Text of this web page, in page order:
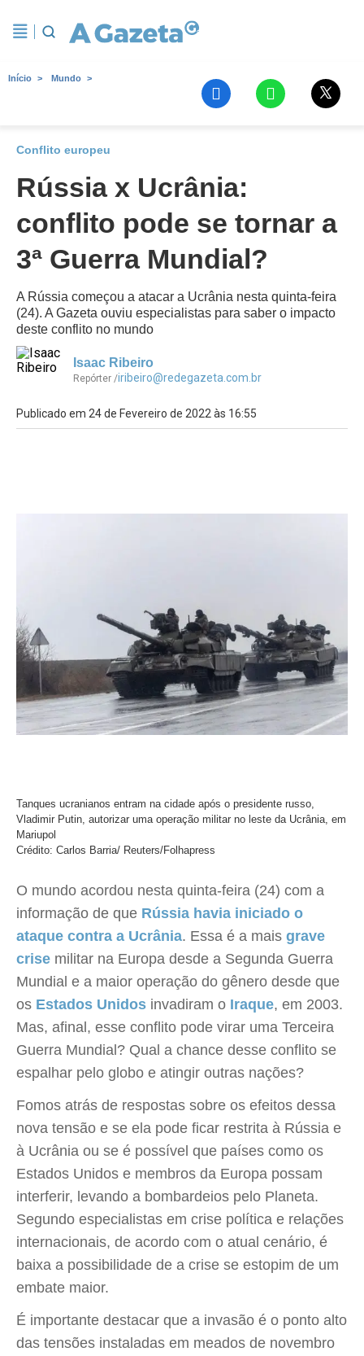
Início Mundo
Conflito europeu
Rússia x Ucrânia:
conflito pode se tornar a
3ª Guerra Mundial?
A Rússia começou a atacar a Ucrânia nesta quinta-feira
(24). A Gazeta ouviu especialistas para saber o impacto
deste conflito no mundo
Isaac Ribeiro
Repórter /iribeiro@redegazeta.com.br
Publicado em 24 de Fevereiro de 2022 às 16:55
Tanques ucranianos entram na cidade após o presidente russo,
Vladimir Putin, autorizar uma operação militar no leste da Ucrânia, em
Mariupol
Crédito: Carlos Barria/ Reuters/Folhapress
O mundo acordou nesta quinta-feira (24) com a
informação de que Rússia havia iniciado o
ataque contra a Ucrânia. Essa é a mais grave
crise militar na Europa desde a Segunda Guerra
Mundial e a maior operação do gênero desde que
os Estados Unidos invadiram o Iraque, em 2003.
Mas, afinal, esse conflito pode virar uma Terceira
Guerra Mundial? Qual a chance desse conflito se
espalhar pelo globo e atingir outras nações?
Fomos atrás de respostas sobre os efeitos dessa
nova tensão e se ela pode ficar restrita à Rússia e
à Ucrânia ou se é possível que países como os
Estados Unidos e membros da Europa possam
interferir, levando a bombardeios pelo Planeta.
Segundo especialistas em crise política e relações
internacionais, de acordo com o atual cenário, é
baixa a possibilidade de a crise se estopim de um
embate maior.
É importante destacar que a invasão é o ponto alto
das tensões instaladas em meados de novembro